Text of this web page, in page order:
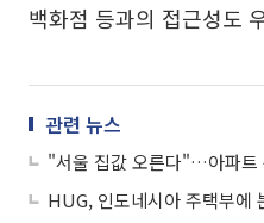
백화점 등과의 접근성도
관련 뉴스
"서울 집값 오른다"…아파트
HUG, 인도네시아 주택부에